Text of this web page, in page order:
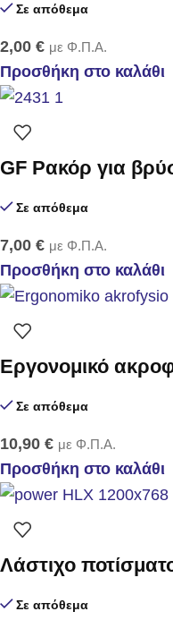
Σε απόθεμα
2,00 € με Φ.Π.Α.
Προσθήκη στο καλάθι
GF Ρακόρ για
Σε απόθεμα
7,00 € με Φ.Π.Α.
Προσθήκη στο καλάθι
Εργονομικό
Σε απόθεμα
10,90 € με Φ.Π.Α.
Προσθήκη στο καλάθι
Λάστιχο
Σε απόθεμα